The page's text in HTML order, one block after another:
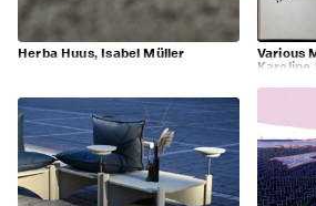
Herba Huus, Isabel Müller Various
Karoline